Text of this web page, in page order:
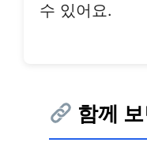
수 있어요.
함께